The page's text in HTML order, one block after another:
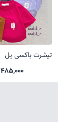
تیشرت باکسی یل
485,000 تومان